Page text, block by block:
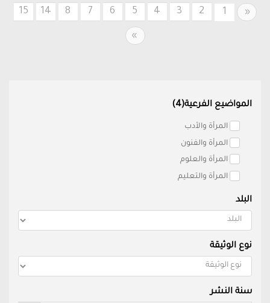
«
Previous
1
2
3
4
5
6
7
8
14
15
»
Next
المواضيع الفرعية(4)
المرأة والأدب
المرأة والفنون
المرأة والعلوم
المرأة والتعليم
البلد
نوع الوثيقة
سنة النشر